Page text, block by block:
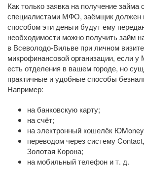
Как только заявка на получение займа
специалистами МФО, заёмщик должен
способом эти деньги будут ему
необходимости можно получить займ
в Всеволодо-Вильве при личном
микрофинансовой организации, если
есть отделения в вашем городе, но
практичные и удобные способы
Например:
на банковскую карту;
на счёт;
на электронный кошелёк
переводом через систему
Золотая Корона;
на мобильный телефон и т. д.